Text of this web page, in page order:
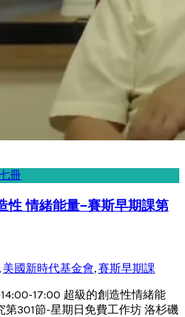
冊
性 情緒能量–賽斯早期課第
美國新時代基金會 賽斯早期課
17:00 超級的創造性情緒能
301節-星期日免費工作坊 洛杉磯